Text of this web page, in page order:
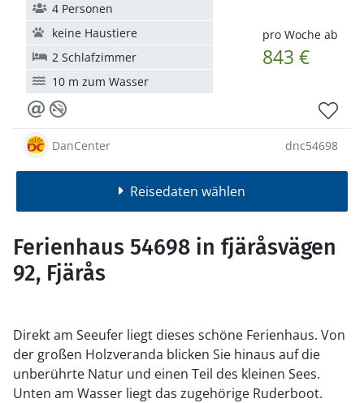
pro Woche ab
843 €
4 Personen
keine Haustiere
2 Schlafzimmer
10 m zum Wasser
DanCenter dnc54698
Reisedaten wählen
Ferienhaus 54698 in fjäråsvägen
92, Fjärås
Direkt am Seeufer liegt dieses schöne Ferienhaus. Von
der großen Holzveranda blicken Sie hinaus auf die
unberührte Natur und einen Teil des kleinen Sees.
Unten am Wasser liegt das zugehörige Ruderboot.